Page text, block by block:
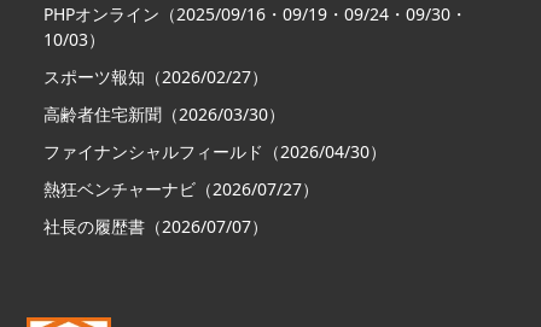
PHPオンライン（2025/09/16・09/19・09/24・09/30・
10/03）
スポーツ報知（2026/02/27）
高齢者住宅新聞（2026/03/30）
ファイナンシャルフィールド（2026/04/30）
熱狂ベンチャーナビ（2026/07/27）
社長の履歴書（2026/07/07）